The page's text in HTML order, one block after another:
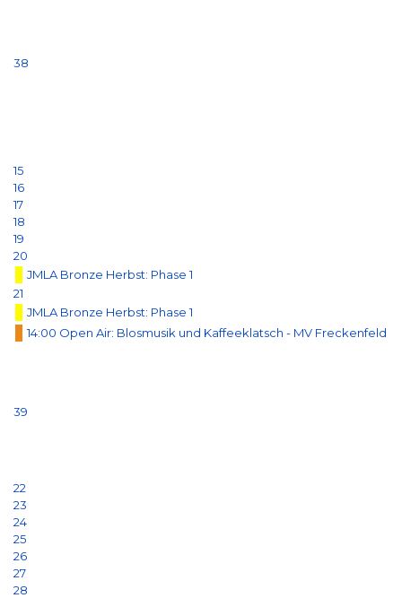
38
15
16
17
18
19
20
JMLA Bronze Herbst: Phase 1
21
JMLA Bronze Herbst: Phase 1
14:00 Open Air: Blosmusik und Kaffeeklatsch - MV Freckenfeld
39
22
23
24
25
26
27
28